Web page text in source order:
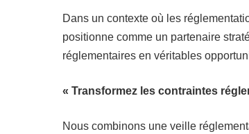
Dans un contexte où les
positionne comme un partenaire
réglementaires en véritables
« Transformez les contraintes
Nous combinons une veille